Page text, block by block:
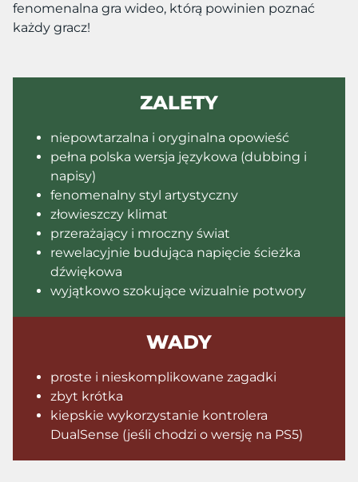
fenomenalna gra wideo, którą powinien poznać
każdy gracz!
ZALETY
niepowtarzalna i oryginalna opowieść
pełna polska wersja językowa (dubbing i
napisy)
fenomenalny styl artystyczny
złowieszczy klimat
przerażający i mroczny świat
rewelacyjnie budująca napięcie ścieżka
dźwiękowa
wyjątkowo szokujące wizualnie potwory
WADY
proste i nieskomplikowane zagadki
zbyt krótka
kiepskie wykorzystanie kontrolera
DualSense (jeśli chodzi o wersję na PS5)